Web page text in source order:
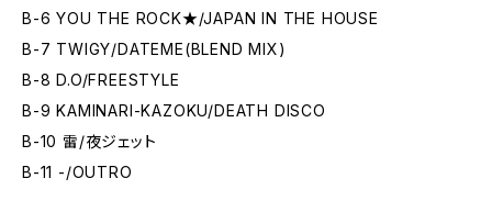
B-6 YOU THE ROCK★/JAPAN IN THE HOUSE
B-7 TWIGY/DATEME(BLEND MIX)
B-8 D.O/FREESTYLE
B-9 KAMINARI-KAZOKU/DEATH DISCO
B-10 雷/夜ジェット
B-11 -/OUTRO